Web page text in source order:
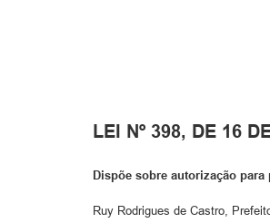
LEI Nº 398, DE 16
Dispõe sobre autorização
Ruy Rodrigues de Castro,